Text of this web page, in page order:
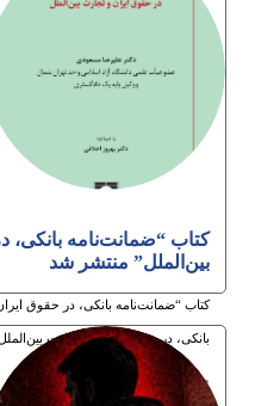
کتاب “ضمانت‌نامه بانکی،
بین‌الملل” منتشر شد
کتاب “ضمانت‌نامه بانکی، در حقوق
بانکی، در حقوق ایران و تجارت
3ام مرداد 1405